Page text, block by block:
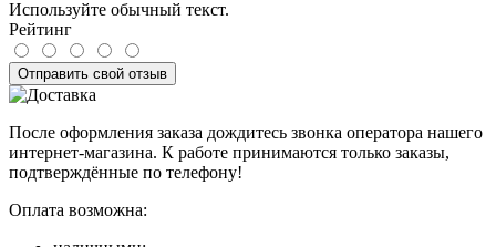
Используйте обычный текст.
Рейтинг
Отправить свой отзыв
После оформления заказа дождитесь звонка оператора нашего
интернет-магазина. К работе принимаются только заказы,
подтверждённые по телефону!
Оплата возможна: